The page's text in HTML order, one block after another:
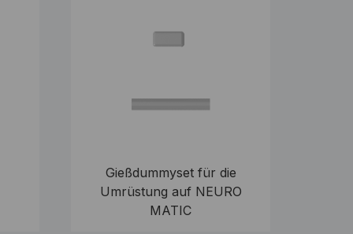
Gießdummyset für die
Umrüstung auf NEURO
MATIC